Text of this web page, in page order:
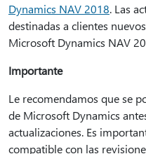
Dynamics NAV 2018. Las
destinadas a clientes
Microsoft Dynamics NAV
Importante
Le recomendamos que se
de Microsoft Dynamics
actualizaciones. Es
compatible con las